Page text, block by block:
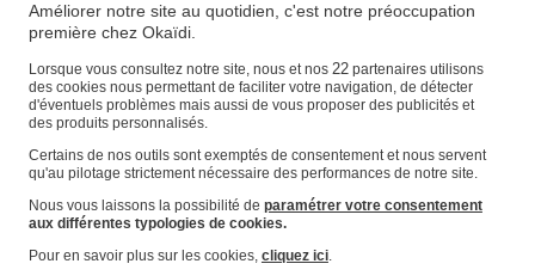
Magasin
Vos informations personnelles
Suivre une commande
Panier
Favoris
Améliorer notre site au quotidien, c'est notre préoccupation
première chez Okaïdi.
Lorsque vous consultez notre site, nous et nos 22partenaires utilisons
des cookies nous permettant de faciliter votre navigation, de détecter
d'éventuels problèmes mais aussi de vous proposer des publicités et
des produits personnalisés.
Certains de nos outils sont exemptés de consentement et nous servent
qu'au pilotage strictement nécessaire des performances de notre site.
Nous vous laissons la possibilité de paramétrer votre consentement
aux différentes typologies de cookies.
Pour en savoir plus sur les cookies, cliquez ici.